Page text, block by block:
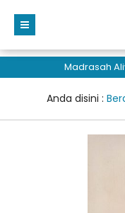
Madrasah
Anda disini :